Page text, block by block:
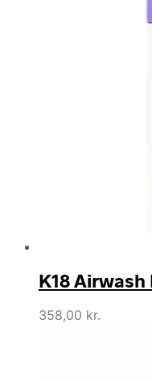
K18 Airwash
358,00 kr.